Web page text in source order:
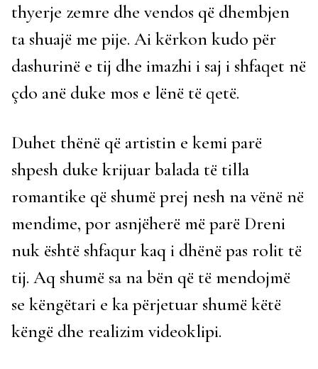
thyerje zemre dhe vendos që dhembjen
ta shuajë me pije. Ai kërkon kudo për
dashurinë e tij dhe imazhi i saj i shfaqet në
çdo anë duke mos e lënë të qetë.
Duhet thënë që artistin e kemi parë
shpesh duke krijuar balada të tilla
romantike që shumë prej nesh na vënë në
mendime, por asnjëherë më parë Dreni
nuk është shfaqur kaq i dhënë pas rolit të
tij. Aq shumë sa na bën që të mendojmë
se këngëtari e ka përjetuar shumë këtë
këngë dhe realizim videoklipi.